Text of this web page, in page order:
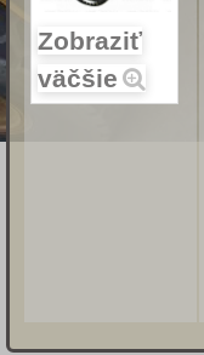
Zobraziť
väčšie